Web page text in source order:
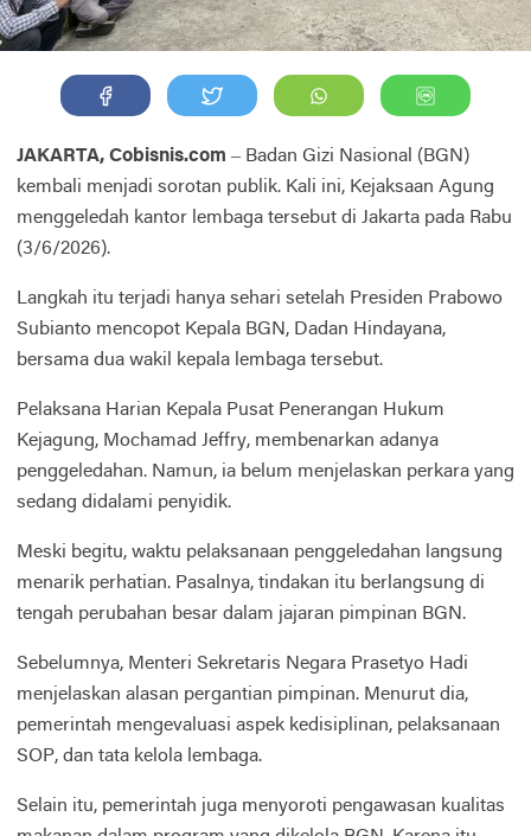
JAKARTA, Cobisnis.com – Badan Gizi Nasional (BGN)
kembali menjadi sorotan publik. Kali ini, Kejaksaan Agung
menggeledah kantor lembaga tersebut di Jakarta pada Rabu
(3/6/2026).
Langkah itu terjadi hanya sehari setelah Presiden Prabowo
Subianto mencopot Kepala BGN, Dadan Hindayana,
bersama dua wakil kepala lembaga tersebut.
Pelaksana Harian Kepala Pusat Penerangan Hukum
Kejagung, Mochamad Jeffry, membenarkan adanya
penggeledahan. Namun, ia belum menjelaskan perkara yang
sedang didalami penyidik.
Meski begitu, waktu pelaksanaan penggeledahan langsung
menarik perhatian. Pasalnya, tindakan itu berlangsung di
tengah perubahan besar dalam jajaran pimpinan BGN.
Sebelumnya, Menteri Sekretaris Negara Prasetyo Hadi
menjelaskan alasan pergantian pimpinan. Menurut dia,
pemerintah mengevaluasi aspek kedisiplinan, pelaksanaan
SOP, dan tata kelola lembaga.
Selain itu, pemerintah juga menyoroti pengawasan kualitas